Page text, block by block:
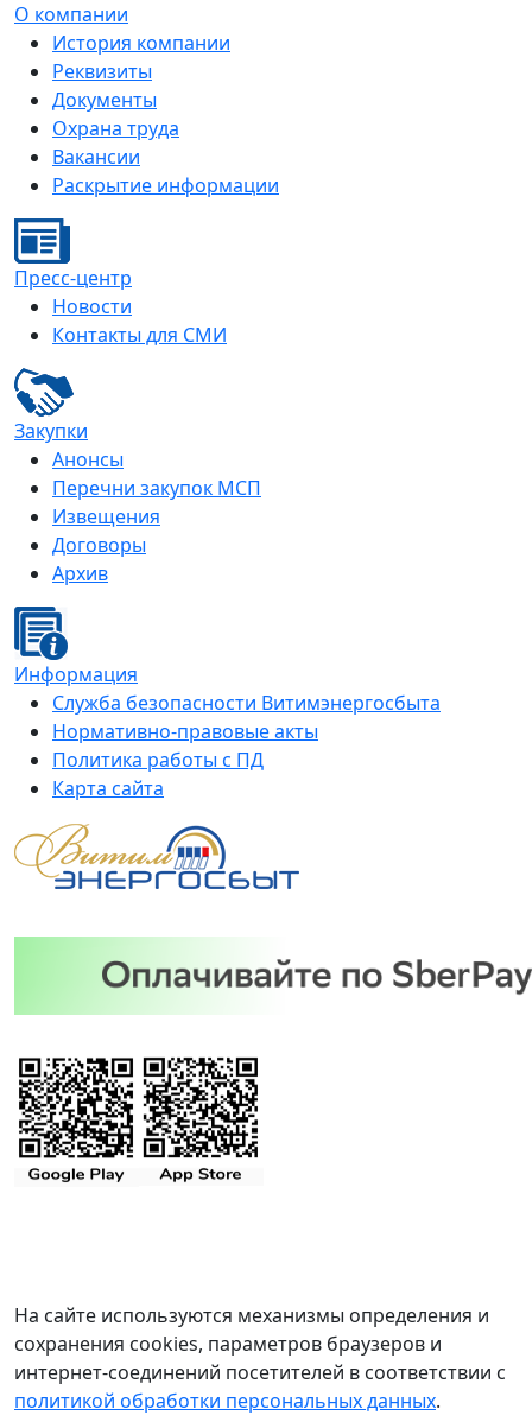
О компании
История компании
Реквизиты
Документы
Охрана труда
Вакансии
Раскрытие информации
Пресс-центр
Новости
Контакты для СМИ
Закупки
Анонсы
Перечни закупок МСП
Извещения
Договоры
Архив
Информация
Служба безопасности Витимэнергосбыта
Нормативно-правовые акты
Политика работы с ПД
Карта сайта
На сайте используются механизмы определения и
сохранения cookies, параметров браузеров и
интернет-соединений посетителей в соответствии с
политикой обработки персональных данных.